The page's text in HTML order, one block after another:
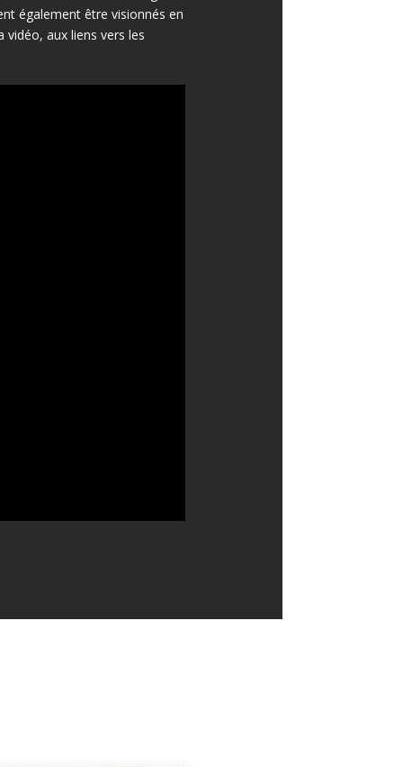
également être visionnés en
aux liens vers les